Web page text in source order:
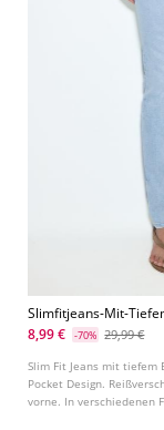
Slimfitjeans-Mit-
8,99 €
-70% 29,99 €
Slim Fit Jeans mit tiefem
Pocket Design.
vorne. In verschiedenen